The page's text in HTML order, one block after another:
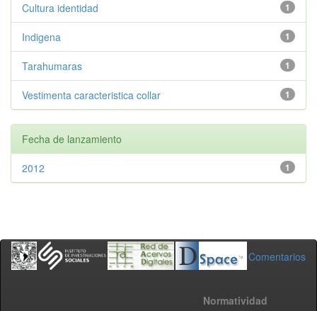
1
Cultura identidad
1
Indigena
1
Tarahumaras
1
Vestimenta caracteristica collar
Fecha de lanzamiento
1
2012
Comentarios
Normatividad